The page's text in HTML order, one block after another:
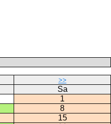
>>
Sa
1
8
15